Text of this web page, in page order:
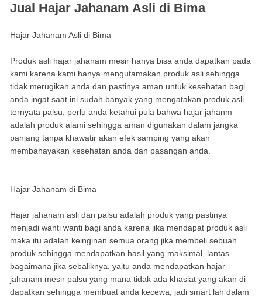
Jual Hajar Jahanam Asli di Bima
Hajar Jahanam Asli di Bima
Produk asli hajar jahanam mesir hanya bisa anda dapatkan pada
kami karena kami hanya mengutamakan produk asli sehingga
tidak merugikan anda dan pastinya aman untuk kesehatan bagi
anda ingat saat ini sudah banyak yang mengatakan produk asli
ternyata palsu, perlu anda ketahui pula bahwa hajar jahanm
adalah produk alami sehingga aman digunakan dalam jangka
panjang tanpa khawatir akan efek samping yang akan
membahayakan kesehatan anda dan pasangan anda.
Hajar Jahanam di Bima
Hajar jahanam asli dan palsu adalah produk yang pastinya
menjadi wanti wanti bagi anda karena jika mendapat produk asli
maka itu adalah keinginan semua orang jika membeli sebuah
produk sehingga mendapatkan hasil yang maksimal, lantas
bagaimana jika sebaliknya, yaitu anda mendapatkan hajar
jahanam mesir palsu yang mana tidak ada khasiat yang akan di
dapatkan sehingga membuat anda kecewa, jadi smart lah dalam